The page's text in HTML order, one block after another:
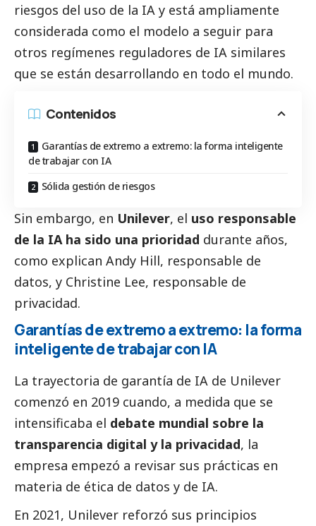
riesgos del uso de la IA y está ampliamente
considerada como el modelo a seguir para
otros regímenes reguladores de IA similares
que se están desarrollando en todo el mundo.
Contenidos
Garantías de extremo a extremo: la forma inteligente
de trabajar con IA
Sólida gestión de riesgos
Sin embargo, en Unilever, el uso responsable
de la IA ha sido una prioridad durante años,
como explican Andy Hill, responsable de
datos, y Christine Lee, responsable de
privacidad.
Garantías de extremo a extremo: la forma
inteligente de trabajar con IA
La trayectoria de garantía de IA de Unilever
comenzó en 2019 cuando, a medida que se
intensificaba el debate mundial sobre la
transparencia digital y la privacidad, la
empresa empezó a revisar sus prácticas en
materia de ética de datos y de IA.
En 2021, Unilever reforzó sus principios